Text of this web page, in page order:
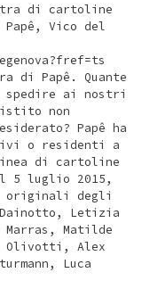
di cartoline
Vico del
di Papê. Quante
ai nostri
non
Papê ha
o residenti a
di cartoline
5 luglio 2015,
originali degli
Letizia
Marras, Matilde
Olivotti, Alex
Luca